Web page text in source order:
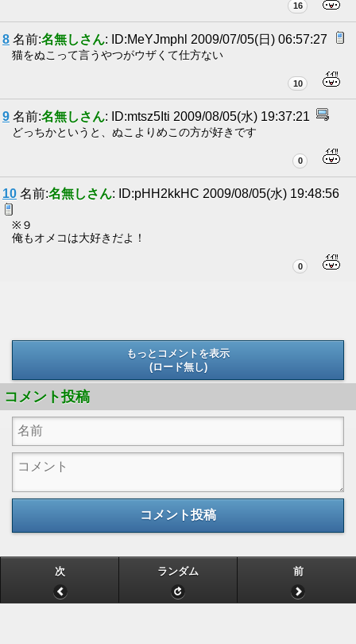
16
8 名前:名無しさん: ID:MeYJmphl 2009/07/05(日) 06:57:27
猫をぬこって言うやつがウザくて仕方ない
10
9 名前:名無しさん: ID:mtsz5Iti 2009/08/05(水) 19:37:21
どっちかというと、ぬこよりめこの方が好きです
0
10 名前:名無しさん: ID:pHH2kkHC 2009/08/05(水) 19:48:56
※９
俺もオメコは大好きだよ！
0
もっとコメントを表示
(ロード無し)
コメント投稿
コメント投稿
次 ランダム 前